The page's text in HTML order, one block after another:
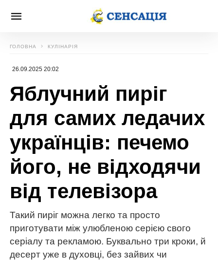
ГОЛОВНА КУЛІНАРІЯ
26.09.2025 20:02
Яблучний пиріг
для самих ледачих
українців: печемо
його, не відходячи
від телевізора
Такий пиріг можна легко та просто
приготувати між улюбленою серією свого
серіалу та рекламою. Буквально три кроки, й
десерт уже в духовці, без зайвих чи